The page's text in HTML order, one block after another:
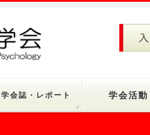
学会誌・レポート 学会活動